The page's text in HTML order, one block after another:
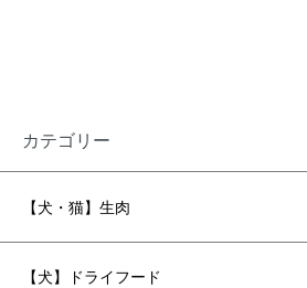
カテゴリー
【犬・猫】生肉
【犬】ドライフード